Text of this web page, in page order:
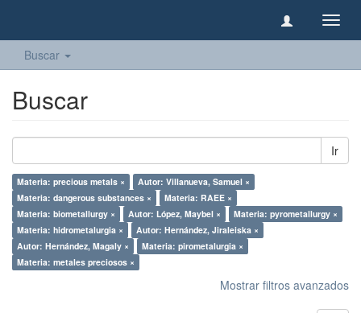
Buscar
Buscar
Ir
Materia: precious metals ×
Autor: Villanueva, Samuel ×
Materia: dangerous substances ×
Materia: RAEE ×
Materia: biometallurgy ×
Autor: López, Maybel ×
Materia: pyrometallurgy ×
Materia: hidrometalurgia ×
Autor: Hernández, Jiraleiska ×
Autor: Hernández, Magaly ×
Materia: pirometalurgia ×
Materia: metales preciosos ×
Mostrar filtros avanzados